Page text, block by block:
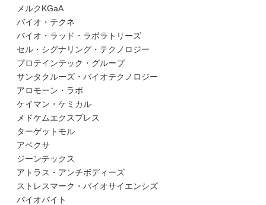
メルクKGaA
バイオ・テクネ
バイオ・ラッド・ラボラトリーズ
セル・シグナリング・テクノロジー
プロテインテック・グループ
サンタクルーズ・バイオテクノロジー
アロモーン・ラボ
ケイマン・ケミカル
メドケムエクスプレス
ターゲットモル
アベクサ
ジーンテックス
アトラス・アンチボディーズ
ストレスマーク・バイオサイエンシズ
バイオバイト